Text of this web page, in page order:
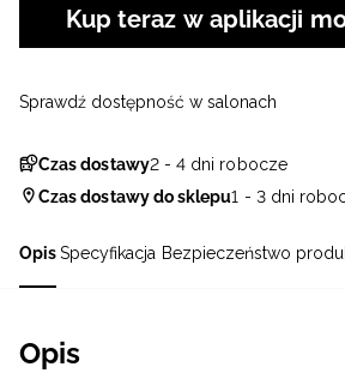
OpisSpecyfikacja Bezpieczeństwo
Opis
Kup teraz w aplikacji
Czas dostawy2 - 4 dni robocze
Czas dostawy do sklepu1 - 3 dni
Sprawdź dostępność w salonach